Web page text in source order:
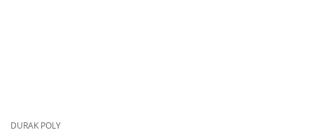
DURAK POLY